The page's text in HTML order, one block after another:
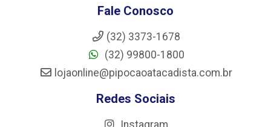
Fale Conosco
(32) 3373-1678
(32) 99800-1800
lojaonline@pipocaoatacadista.com.br
Redes Sociais
Instagram